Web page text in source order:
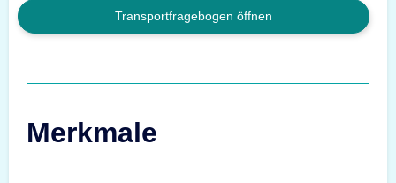
Transportfragebogen öffnen
Merkmale